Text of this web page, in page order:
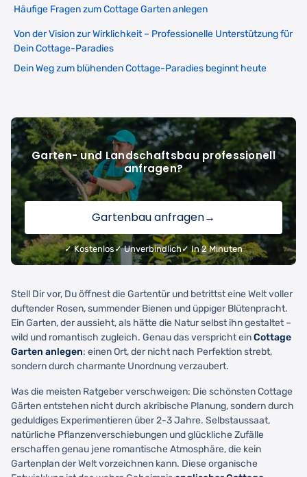
Häufige Fragen zum Cottage Garten anlegen
Von der Vision zur Wirklichkeit – Professionelle Unterstützung für
Dein Cottage-Paradies
Dein Weg zum blühenden Cottage-Paradies beginnt heute
Garten- und Landschaftsbau professionell
anfragen?
Gartenbau anfragen→
✓ Kostenlos ✓ Unverbindlich✓ In 2 Minuten
Stell Dir vor, Du öffnest die Gartentür und betrittst eine Welt voller
duftender Rosen, summender Bienen und üppiger Blütenpracht.
Ein Garten, der aussieht, als hätte die Natur selbst ihn gestaltet –
wild und romantisch zugleich. Genau das verspricht einCottage
Garten anlegen: einen Ort, der nicht nach Perfektion strebt,
sondern durch charmante Unordnung verzaubert.
Was die meisten Ratgeber verschweigen: Die schönsten Cottage
Gärten entstehen nicht durch akribische Planung, sondern durch
geduldiges Experimentieren über 2-3 Jahre. Selbstaussaat,
natürliche Pflanzenverschiebungen und glückliche Zufälle
erschaffen genau jene romantische Atmosphäre, die kein
Gartenplan der Welt vorzeichnen kann. Diese organische